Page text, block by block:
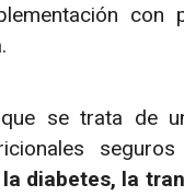
con
se trata de
diabetes, la